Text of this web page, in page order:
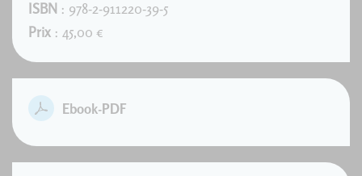
ISBN : 978-2-911220-39-5
Prix : 45,00 €
Ebook-PDF